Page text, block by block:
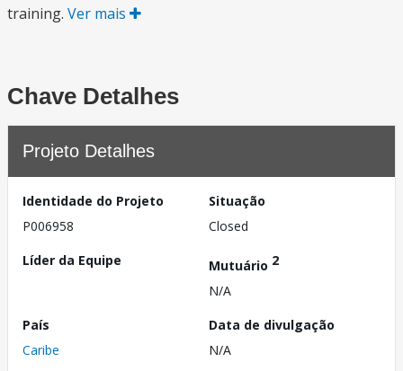
training. Ver mais
Chave Detalhes
Projeto Detalhes
Identidade do Projeto
P006958
Situação
Closed
Líder da Equipe
Mutuário 2
N/A
País
Caribe
Data de divulgação
N/A